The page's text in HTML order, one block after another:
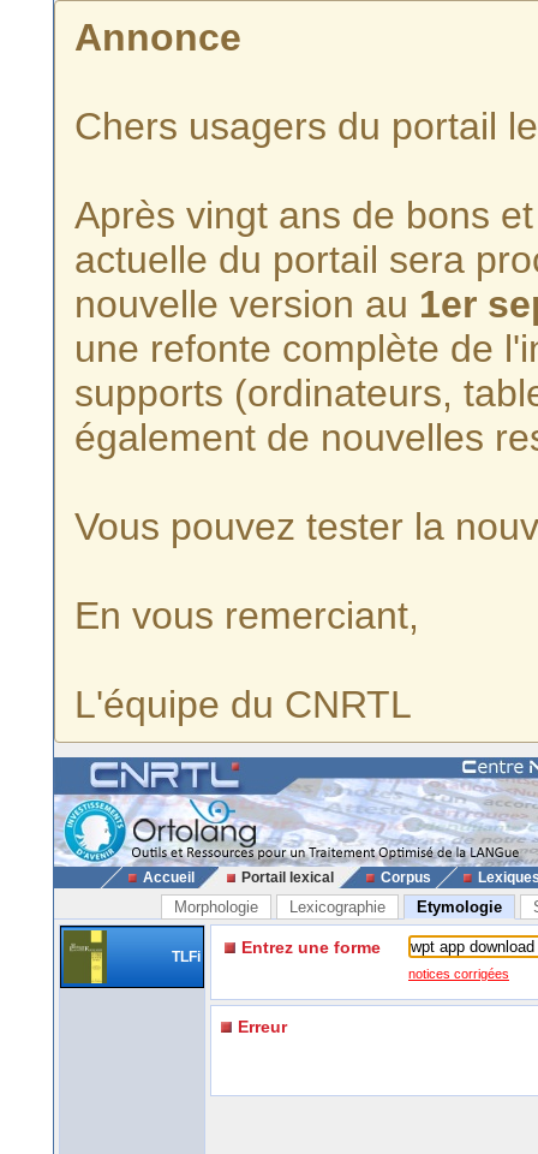
Annonce
Chers usagers du portail
Après vingt ans de bons
actuelle du portail sera
nouvelle version au 1er
une refonte complète de
supports (ordinateurs,
également de nouvelles
Vous pouvez tester la
En vous remerciant,
L'équipe du CNRTL
Accueil Portail lexical Corpus
Morphologie Lexicographie Etymologie
TLFi Entrez une forme
notices corrigées
Erreur